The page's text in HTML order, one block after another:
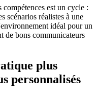
est un cycle :
scénarios réalistes à une
idéal pour un
de bons communicateurs
plus
personnalisés